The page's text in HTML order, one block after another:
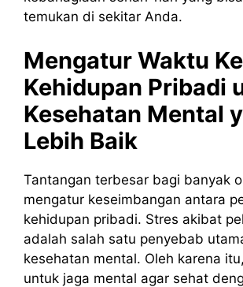
temukan di sekitar Anda.
Mengatur Waktu
Kehidupan Pribadi
Kesehatan Mental
Lebih Baik
Tantangan terbesar bagi banyak
mengatur keseimbangan antara
kehidupan pribadi. Stres akibat
adalah salah satu penyebab
kesehatan mental. Oleh karena
untuk jaga mental agar sehat